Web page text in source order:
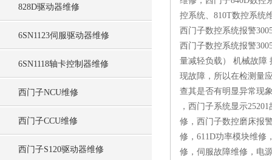
828D驱动器维修
6SN1123伺服驱动器维修
6SN1118轴卡控制器维修
西门子NCU维修
西门子CCU维修
西门子S120驱动器维修
控系统、810T数控系统
西门子数控系统报警
西门子数控系统报警
量减轻负载） 机械故障
现故障，所以在检测量
查其是否有明显异常现
，西门子系统显示
修，西门子数控磨床报
修，611D功率模块维修
修，伺服故障维修，电